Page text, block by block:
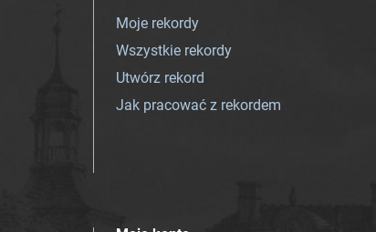
Moje rekordy
Wszystkie rekordy
Utwórz rekord
Jak pracować z rekordem